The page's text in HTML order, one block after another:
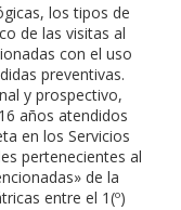
los tipos de
de las visitas al
con el uso
preventivas.
y prospectivo,
años atendidos
en los Servicios
pertenecientes al
de la
entre el 1(º)